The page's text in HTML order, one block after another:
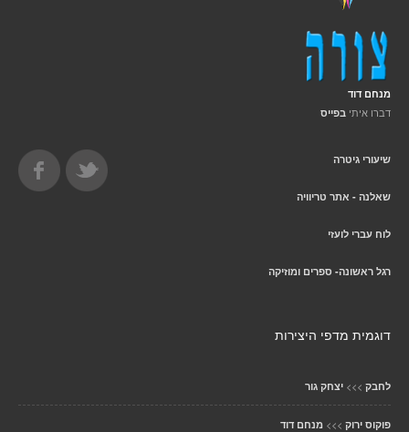
מנחם דוד
דברו איתי בפייס
שיעורי גיטרה
שאלנה - אתר טריוויה
לוח עברי לועזי
רגל ראשונה- ספרים ומוזיקה
דוגמית מדפי היצירות
לחבק >>> יצחק גור
פוקוס ירוק >>> מנחם דוד